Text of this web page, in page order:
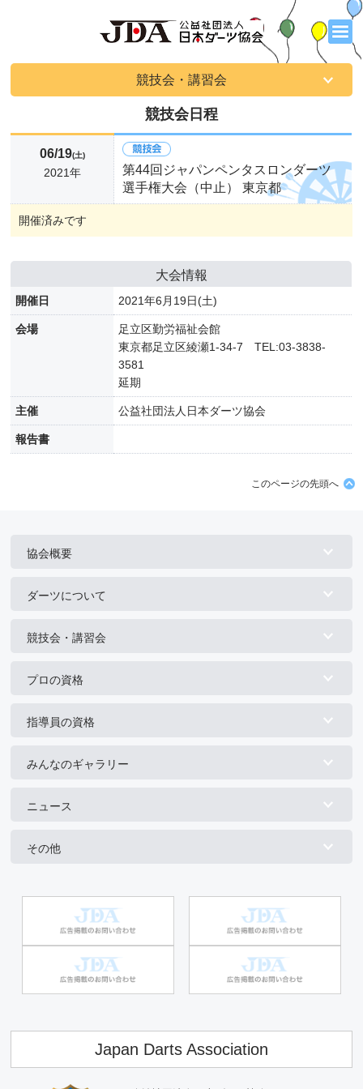
競技会・講習会
競技会日程
06/19(土)
2021年
第44回ジャパンペンタスロンダーツ
選手権大会（中止） 東京都
開催済みです
大会情報
開催日 2021年6月19日(土)
会場
足立区勤労福祉会館
東京都足立区綾瀬1-34-7 TEL:03-3838-
3581
延期
主催 公益社団法人日本ダーツ協会
報告書
このページの先頭へ
協会概要
ダーツについて
競技会・講習会
プロの資格
指導員の資格
みんなのギャラリー
ニュース
その他
Japan Darts Association